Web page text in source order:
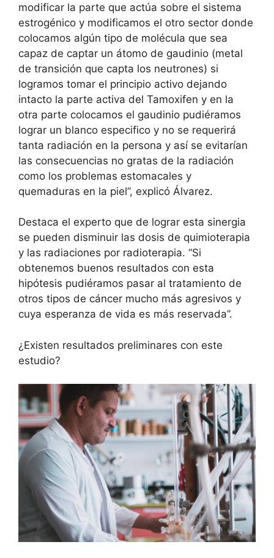
modificar la parte que actúa sobre el sistema
estrogénico y modificamos el otro sector donde
colocamos algún tipo de molécula que sea
capaz de captar un átomo de gaudinio (metal
de transición que capta los neutrones) si
logramos tomar el principio activo dejando
intacto la parte activa del Tamoxifen y en la
otra parte colocamos el gaudinio pudiéramos
lograr un blanco especifico y no se requerirá
tanta radiación en la persona y así se evitarían
las consecuencias no gratas de la radiación
como los problemas estomacales y
quemaduras en la piel”, explicó Álvarez.
Destaca el experto que de lograr esta sinergia
se pueden disminuir las dosis de quimioterapia
y las radiaciones por radioterapia. “Si
obtenemos buenos resultados con esta
hipótesis pudiéramos pasar al tratamiento de
otros tipos de cáncer mucho más agresivos y
cuya esperanza de vida es más reservada”.
¿Existen resultados preliminares con este
estudio?